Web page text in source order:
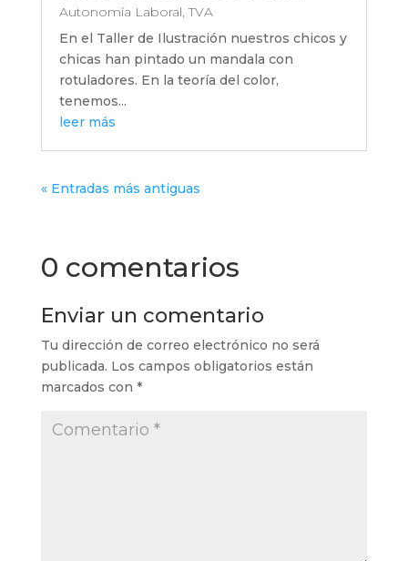
Autonomía Laboral,TVA
En el Taller de Ilustración nuestros chicos y
chicas han pintado un mandala con
rotuladores. En la teoría del color,
tenemos...
leer más
« Entradas más antiguas
0 comentarios
Enviar un comentario
Tu dirección de correo electrónico no será
publicada. Los campos obligatorios están
marcados con *